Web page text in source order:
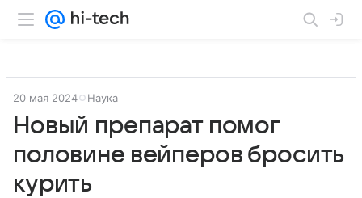
20 мая 2024 Наука
Новый препарат помог
половине вейперов бросить
курить